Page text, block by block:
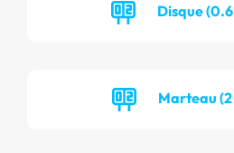
Disque
Marteau (2